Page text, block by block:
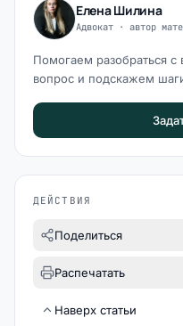
Елена Шилина
Адвокат · автор
Помогаем разобраться
вопрос и подскажем
ДЕЙСТВИЯ
Поделиться
Распечатать
Наверх статьи